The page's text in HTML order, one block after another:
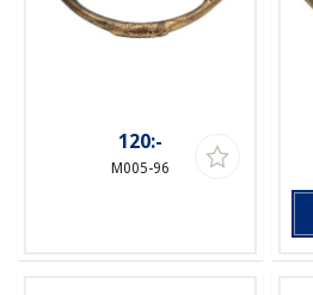
120:-
M005-96